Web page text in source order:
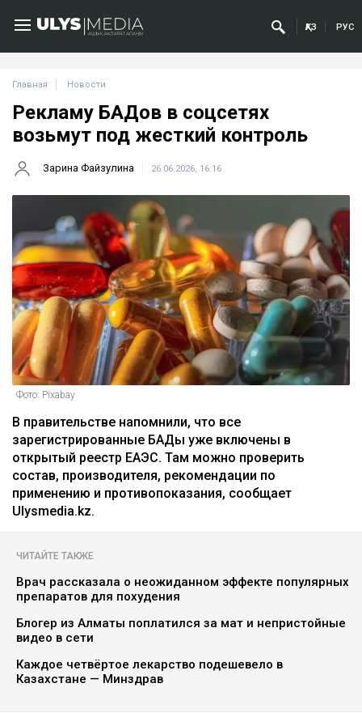
ҚАЗ РУС
Главная Новости
Рекламу БАДов в соцсетях
возьмут под жесткий контроль
Зарина Файзулина 26.06.2026, 16:16
Фото: Pixabay
В правительстве напомнили, что все
зарегистрированные БАДы уже включены в
открытый реестр ЕАЭС. Там можно проверить
состав, производителя, рекомендации по
применению и противопоказания, сообщает
Ulysmedia.kz.
ЧИТАЙТЕ ТАКЖЕ
Врач рассказала о неожиданном эффекте популярных
препаратов для похудения
Блогер из Алматы поплатился за мат и непристойные
видео в сети
Каждое четвёртое лекарство подешевело в
Казахстане — Минздрав